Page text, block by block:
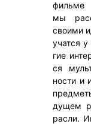
филь­ме
мы
сво­ими
учат­ся
гие
ся
ности и
дущем
расли.